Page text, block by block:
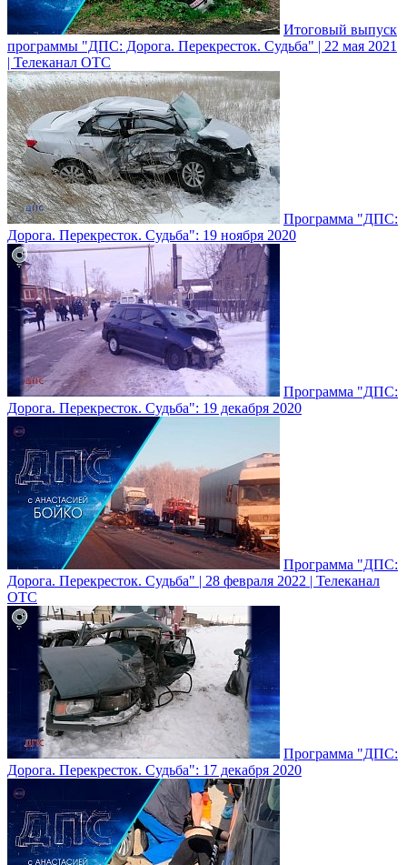
Итоговый выпуск
программы "ДПС: Дорога. Перекресток. Судьба" | 22 мая 2021
| Телеканал ОТС
Программа "ДПС:
Дорога. Перекресток. Судьба": 19 ноября 2020
Программа "ДПС:
Дорога. Перекресток. Судьба": 19 декабря 2020
Программа "ДПС:
Дорога. Перекресток. Судьба" | 28 февраля 2022 | Телеканал
ОТС
Программа "ДПС:
Дорога. Перекресток. Судьба": 17 декабря 2020